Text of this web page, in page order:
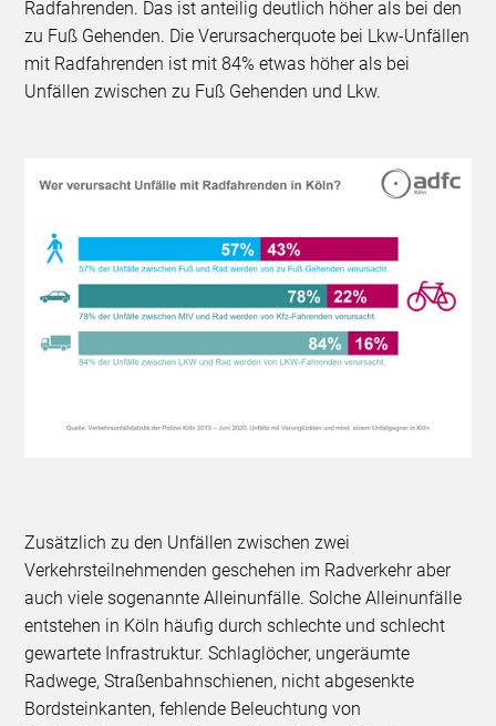
Radfahrenden. Das ist anteilig deutlich höher als bei den
zu Fuß Gehenden. Die Verursacherquote bei Lkw-Unfällen
mit Radfahrenden ist mit 84% etwas höher als bei
Unfällen zwischen zu Fuß Gehenden und Lkw.
Zusätzlich zu den Unfällen zwischen zwei
Verkehrsteilnehmenden geschehen im Radverkehr aber
auch viele sogenannte Alleinunfälle. Solche Alleinunfälle
entstehen in Köln häufig durch schlechte und schlecht
gewartete Infrastruktur. Schlaglöcher, ungeräumte
Radwege, Straßenbahnschienen, nicht abgesenkte
Bordsteinkanten, fehlende Beleuchtung von